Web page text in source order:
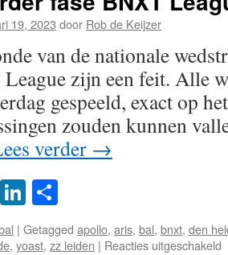
19, 2023 door Rob de Keijzer
van de nationale
zijn een feit. Alle
gespeeld, exact op
zouden kunnen
verder →
WhatsApp
LinkedIn
| Getagged apollo, aris, bal, bnxt, den
, yoast, zz leiden | Reacties uitgeschakeld